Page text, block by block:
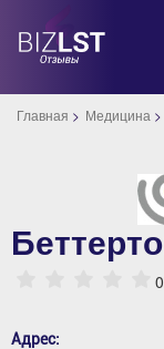
Главная Медицина
0
Адрес: